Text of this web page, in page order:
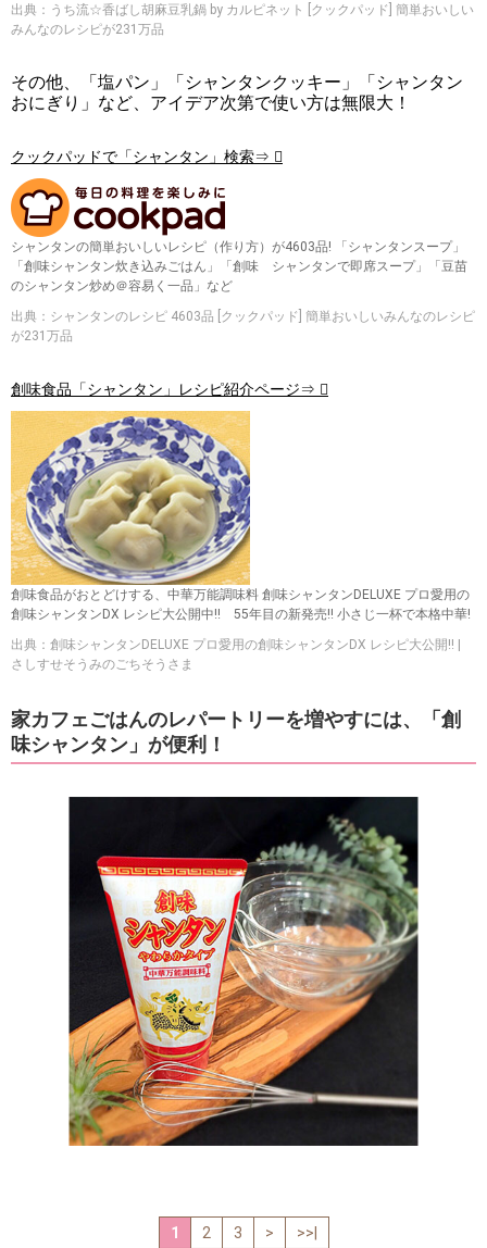
出典：うち流☆香ばし胡麻豆乳鍋 by カルピネット [クックパッド] 簡単おいしい
みんなのレシピが231万品
その他、「塩パン」「シャンタンクッキー」「シャンタン
おにぎり」など、アイデア次第で使い方は無限大！
クックパッドで「シャンタン」検索⇒
シャンタンの簡単おいしいレシピ（作り方）が4603品! 「シャンタンスープ」
「創味シャンタン炊き込みごはん」「創味 シャンタンで即席スープ」「豆苗
のシャンタン炒め＠容易く一品」など
出典：シャンタンのレシピ 4603品 [クックパッド] 簡単おいしいみんなのレシピ
が231万品
創味食品「シャンタン」レシピ紹介ページ⇒
創味食品がおとどけする、中華万能調味料 創味シャンタンDELUXE プロ愛用の
創味シャンタンDX レシピ大公開中!! 55年目の新発売!! 小さじ一杯で本格中華!
出典：創味シャンタンDELUXE プロ愛用の創味シャンタンDX レシピ大公開!! |
さしすせそうみのごちそうさま
家カフェごはんのレパートリーを増やすには、「創
味シャンタン」が便利！
1 2 3 > >>|